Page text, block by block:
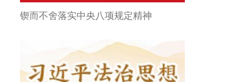
锲而不舍落实中央八项规定精神